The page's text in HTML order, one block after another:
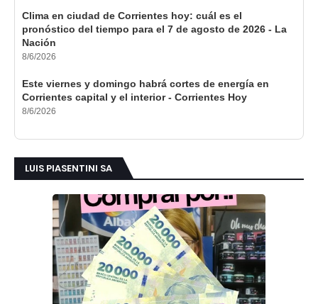
Clima en ciudad de Corrientes hoy: cuál es el
pronóstico del tiempo para el 7 de agosto de 2026 - La
Nación
8/6/2026
Este viernes y domingo habrá cortes de energía en
Corrientes capital y el interior - Corrientes Hoy
8/6/2026
LUIS PIASENTINI SA